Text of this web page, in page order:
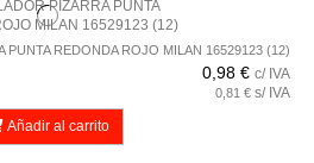
PUNTA REDONDA ROJO MILAN 16529123 (12)
0,98 € c/ IVA
0,81 € s/ IVA
Añadir al carrito